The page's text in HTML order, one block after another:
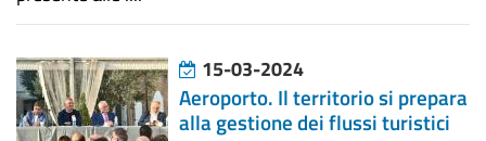
15-03-2024
Aeroporto. Il territorio si prepara
alla gestione dei flussi turistici